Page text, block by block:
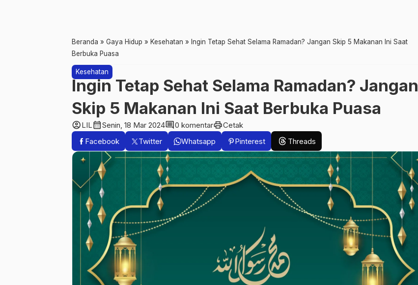
Beranda » Gaya Hidup » Kesehatan » Ingin Tetap Sehat Selama Ramadan? Jangan Skip 5 Makanan Ini Saat
Berbuka Puasa
Kesehatan
Ingin Tetap Sehat Selama Ramadan? Jangan
Skip 5 Makanan Ini Saat Berbuka Puasa
account_circleLILcalendar_monthSenin, 18 Mar 2024comment0 komentarprintCetak
Facebook
Twitter Whatsapp Pinterest Threads